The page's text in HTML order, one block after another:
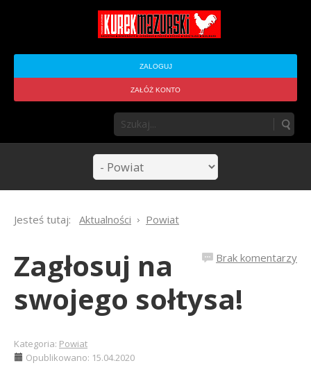
ZALOGUJ
ZAŁÓŻ KONTO
Jesteś tutaj: Aktualności Powiat
Brak komentarzy
Zagłosuj na
swojego sołtysa!
Kategoria: Powiat
Opublikowano: 15.04.2020